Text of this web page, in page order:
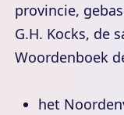
provincie,
G.H. Kocks, de
Woordenboek
het